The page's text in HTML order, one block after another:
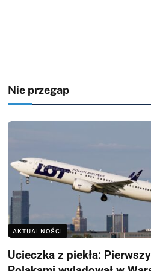
Nie przegap
AKTUALNOŚCI
Ucieczka z piekła: